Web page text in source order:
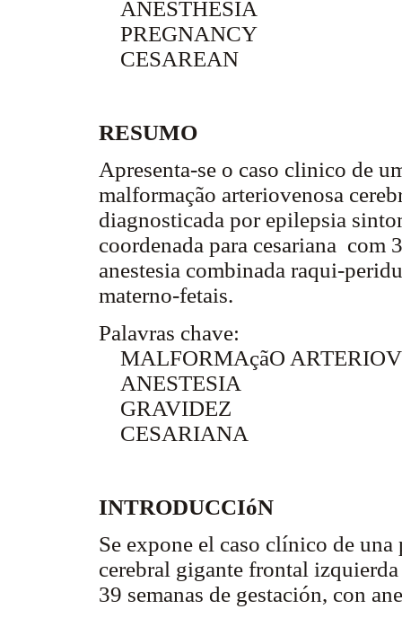
ANESTHESIA
PREGNANCY
CESAREAN
RESUMO
Apresenta-se o caso clinico de
malformação arteriovenosa
diagnosticada por epilepsia
coordenada para cesariana com
anestesia combinada raqui-
materno-fetais.
Palavras chave:
MALFORMAçãO
ANESTESIA
GRAVIDEZ
CESARIANA
INTRODUCCIóN
Se expone el caso clínico de
cerebral gigante frontal
39 semanas de gestación, con